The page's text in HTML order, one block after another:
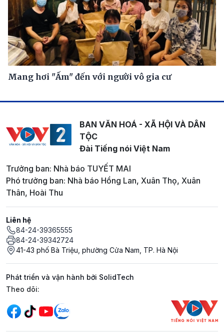
Mang hơi "Ấm" đến với người vô gia cư
BAN VĂN HOÁ - XÃ HỘI VÀ DÂN
TỘC
Đài Tiếng nói Việt Nam
Trưởng ban: Nhà báo TUYẾT MAI
Phó trưởng ban: Nhà báo Hồng Lan, Xuân Thọ, Xuân
Thân, Hoài Thu
Liên hệ
84-24-39365555
84-24-39342724
41-43 phố Bà Triệu, phường Cửa Nam, TP. Hà Nội
Phát triển và vận hành bởi SolidTech
Mạng xã hội
Theo dõi: